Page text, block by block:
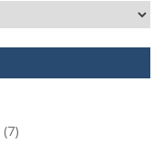
(7)